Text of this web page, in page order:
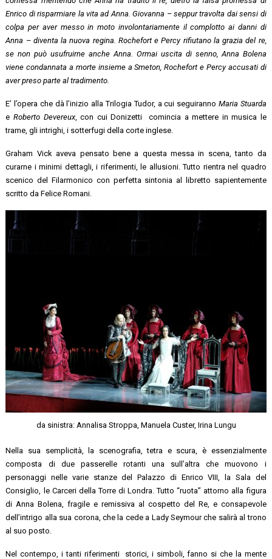
Enrico di risparmiare la vita ad Anna. Giovanna – seppur travolta dai sensi di
colpa per aver messo in moto involontariamente il complotto ai danni di
Anna – diventa la nuova regina. Rochefort e Percy rifiutano la grazia del re,
se non può usufruirne anche Anna. Ormai uscita di senno, Anna Bolena
viene condannata a morte insieme a Smeton, Rochefort e Percy accusati di
aver preso parte al tradimento.
E’ l’opera che dà l’inizio alla Trilogia Tudor, a cui seguiranno Maria Stuarda
e Roberto Devereux, con cui Donizetti comincia a mettere in musica le
trame, gli intrighi, i sotterfugi della corte inglese.
Graham Vick aveva pensato bene a questa messa in scena, tanto da
curarne i minimi dettagli, i riferimenti, le allusioni. Tutto rientra nel quadro
scenico del Filarmonico con perfetta sintonia al libretto sapientemente
scritto da Felice Romani.
da sinistra: Annalisa Stroppa, Manuela Custer, Irina Lungu
Nella sua semplicità, la scenografia, tetra e scura, è essenzialmente
composta di due passerelle rotanti una sull’altra che muovono i
personaggi nelle varie stanze del Palazzo di Enrico VIII, la Sala del
Consiglio, le Carceri della Torre di Londra. Tutto “ruota” attorno alla figura
di Anna Bolena, fragile e remissiva al cospetto del Re, e consapevole
dell’intrigo alla sua corona, che la cede a Lady Seymour che salirà al trono
al suo posto.
Nel contempo, i tanti riferimenti storici, i simboli, fanno si che la mente